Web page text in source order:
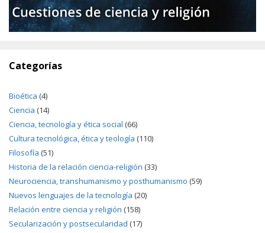
Categorías
Bioética (4)
Ciencia (14)
Ciencia, tecnología y ética social (66)
Cultura tecnológica, ética y teología (110)
Filosofía (51)
Historia de la relación ciencia-religión (33)
Neurociencia, transhumanismo y posthumanismo (59)
Nuevos lenguajes de la tecnología (20)
Relación entre ciencia y religión (158)
Secularización y postsecularidad (17)